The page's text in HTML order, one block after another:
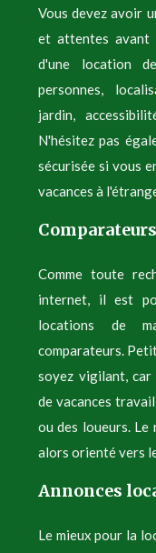
Vous devez avoir
et attentes avant
d'une location
personnes,
jardin,
N'hésitez pas
sécurisée si vous
vacances à
Comme toute
internet, il est
locations de
comparateurs.
soyez vigilant, car
de vacances
ou des loueurs.
alors orienté vers
Annonces
Le mieux pour la